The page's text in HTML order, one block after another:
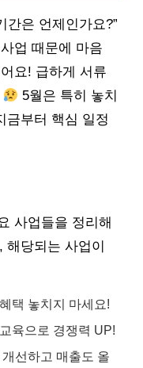
간은 언제인가요?”
업 때문에 마음
요! 급하게 서류
5월은 특히 놓치
금부터 핵심 일정
사업들을 정리해
해당되는 사업이
택 놓치지 마세요!
육으로 경쟁력 UP!
선하고 매출도 올